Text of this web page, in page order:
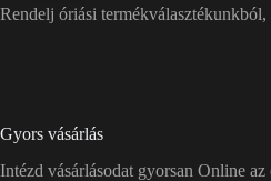
Rendelj óriási
Gyors vásárlás
Intézd vásárlásodat gyorsan Online